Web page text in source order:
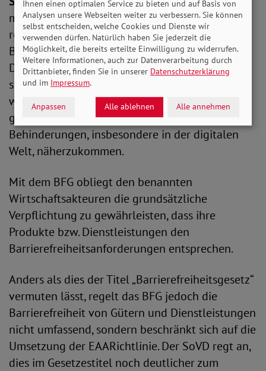
mit dem BFG (private) Wirtschaftsakteure
rechtlich verbindlich verpflichtet werden, die
Barrierefreiheit von Produkten und
Dienstleistungen, soweit diese vom BFG umfasst
sind, sicherzustellen. Das BFG stellt einen
wichtigen rechtlichen Schritt dar, um der
gleichberechtigten Teilhabe von Menschen mit
Behinderungen, insbesondere in der digitalen
Welt, näherzukommen.
Mit dem BFG obliegt den benannten
Wirtschaftsakteuren die grundsätzliche
Verpflichtung zu gewährleisten, dass ihre
Produkte bzw. Dienstleistungen den
Barrierefreiheitsanforderungen entsprechen.
Anders als dies der Titel „Barrierefreiheitsgesetz“
vermuten lässt, regelt das BFG jedoch die
Barrierefreiheit von Gütern und Dienstleistungen
nicht umfassend, sondern beschränkt sich auf die
Umsetzung der EAARichtlinie. Der SoVD regt an,
dies im Gesetzestitel noch deutlicher zum
Ihnen einen optimalen Service zu bieten und auf Basis von
Analysen unsere Webseiten weiter zu verbessern. Sie können
selbst entscheiden, welche Cookies und Dienste wir
verwenden dürfen. Natürlich haben Sie jederzeit die
Möglichkeit, die bereits erteilte Einwilligung zu widerrufen.
Weitere Informationen, auch zur Datenverarbeitung durch
Drittanbieter, finden Sie in unserer Datenschutzerklärung
und im Impressum.
Anpassen Alle ablehnen Alle annehmen